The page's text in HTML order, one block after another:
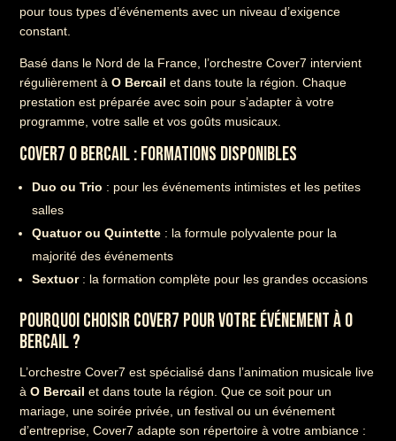
pour tous types d’événements avec un niveau d’exigence
constant.
Basé dans le Nord de la France, l’orchestre Cover7 intervient
régulièrement àO Bercail et dans toute la région. Chaque
prestation est préparée avec soin pour s’adapter à votre
programme, votre salle et vos goûts musicaux.
COVER7 O BERCAIL : FORMATIONS DISPONIBLES
Duo ou Trio : pour les événements intimistes et les petites
salles
Quatuor ou Quintette : la formule polyvalente pour la
majorité des événements
Sextuor: la formation complète pour les grandes occasions
POURQUOI CHOISIR COVER7 POUR VOTRE ÉVÉNEMENT À O
BERCAIL ?
L’orchestre Cover7 est spécialisé dans l’animation musicale live
àO Bercail et dans toute la région. Que ce soit pour un
mariage, une soirée privée, un festival ou un événement
d’entreprise, Cover7 adapte son répertoire à votre ambiance :